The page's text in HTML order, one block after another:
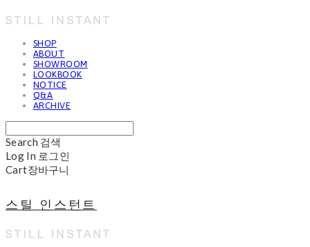
SHOP
ABOUT
SHOWROOM
LOOKBOOK
NOTICE
Q&A
ARCHIVE
Search 검색
Log In 로그인
Cart장바구니
스틸 인스턴트